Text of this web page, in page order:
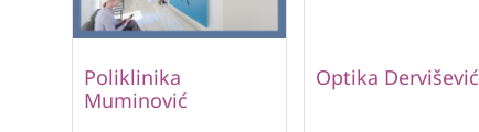
Poliklinika
Muminović
Optika Dervišević